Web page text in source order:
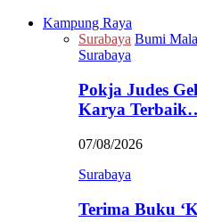
Kampung Raya
Surabaya Bumi
Surabaya
Pokja Judes
Karya
07/08/2026
Surabaya
Terima Buku